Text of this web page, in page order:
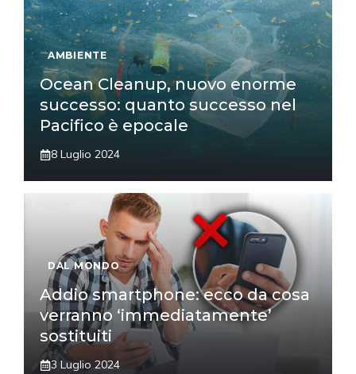
AMBIENTE
Ocean Cleanup, nuovo enorme
successo: quanto successo nel
Pacifico è epocale
8 Luglio 2024
DAL MONDO
Addio smartphone: ecco da cosa
verranno ‘immediatamente’
sostituiti
3 Luglio 2024